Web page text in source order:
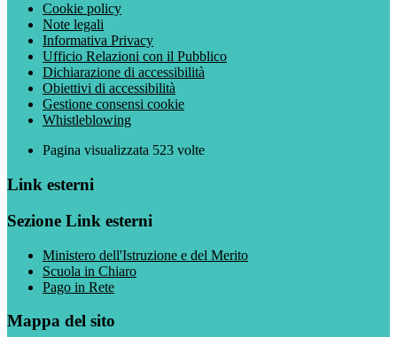
Cookie policy
Note legali
Informativa Privacy
Ufficio Relazioni con il Pubblico
Dichiarazione di accessibilità
Obiettivi di accessibilità
Gestione consensi cookie
Whistleblowing
Pagina visualizzata 523 volte
Link esterni
Sezione Link esterni
Ministero dell'Istruzione e del Merito
Scuola in Chiaro
Pago in Rete
Mappa del sito